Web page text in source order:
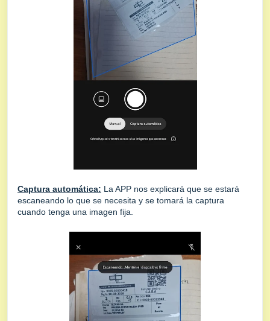
Captura automática: La APP nos explicará que se estará
escaneando lo que se necesita y se tomará la captura
cuando tenga una imagen fija.